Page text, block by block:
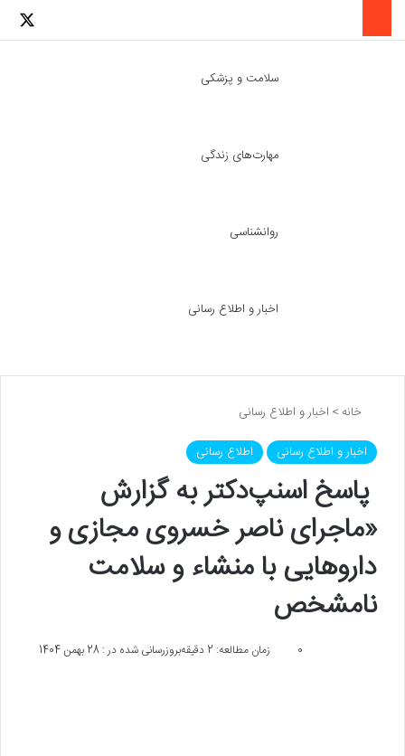
لینکدین
سلامت و پزشکی
مهارت‌های زندگی
روانشناسی
اخبار و اطلاع رسانی
خانه > اخبار و اطلاع رسانی
اخبار و اطلاع رسانی
اطلاع رسانی
پاسخ اسنپ‌د‌کتر به گزارش
«ماجرای ناصر خسروی مجازی و
داروهایی با منشاء و سلامت
نامشخص
بروزرسانی شده در : 28 بهمن 1404 0 زمان مطالعه: 2 دقیقه